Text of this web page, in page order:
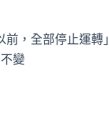
，全部停止運轉」
變